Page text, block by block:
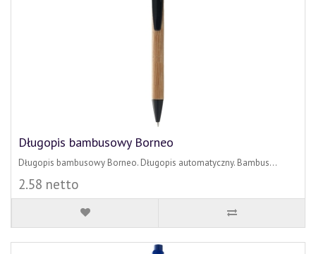
Długopis bambusowy Borneo
Długopis bambusowy Borneo. Długopis automatyczny. Bambus...
2.58 netto